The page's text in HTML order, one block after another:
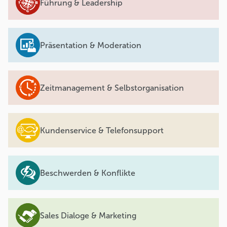
Führung & Leadership
Präsentation & Moderation
Zeitmanagement & Selbstorganisation
Kundenservice & Telefonsupport
Beschwerden & Konflikte
Sales Dialoge & Marketing